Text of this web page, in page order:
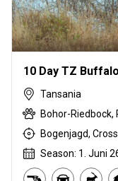
10 Day TZ
Tansania
Bogenjagd,
Season: 1. Juni